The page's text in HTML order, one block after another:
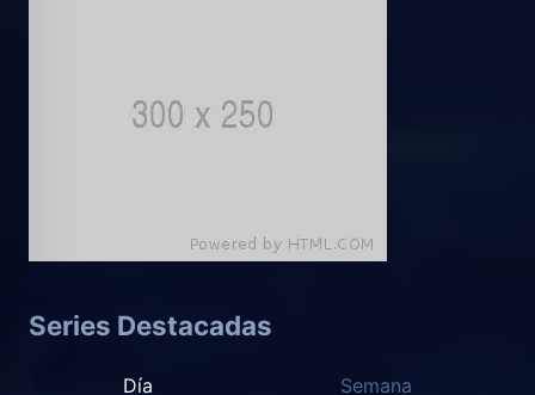
Series Destacadas
Día Semana